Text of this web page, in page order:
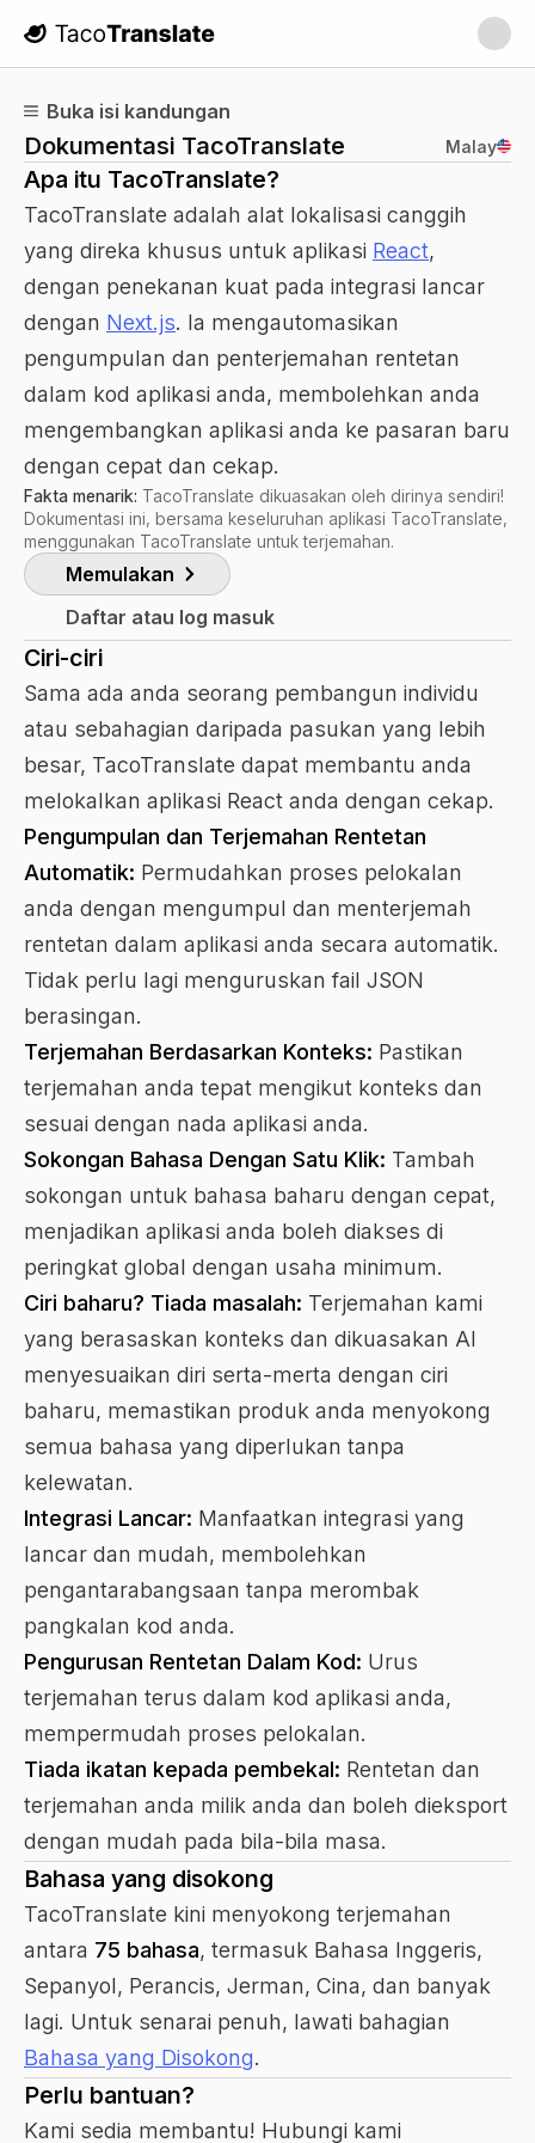
TacoTranslate
Buka isi kandungan
Dokumentasi TacoTranslate Malay
Apa itu TacoTranslate?
TacoTranslate adalah alat lokalisasi canggih
yang direka khusus untuk aplikasi React,
dengan penekanan kuat pada integrasi lancar
dengan Next.js. Ia mengautomasikan
pengumpulan dan penterjemahan rentetan
dalam kod aplikasi anda, membolehkan anda
mengembangkan aplikasi anda ke pasaran baru
dengan cepat dan cekap.
Fakta menarik: TacoTranslate dikuasakan oleh dirinya sendiri!
Dokumentasi ini, bersama keseluruhan aplikasi TacoTranslate,
menggunakan TacoTranslate untuk terjemahan.
Memulakan
Daftar atau log masuk
Ciri-ciri
Sama ada anda seorang pembangun individu
atau sebahagian daripada pasukan yang lebih
besar, TacoTranslate dapat membantu anda
melokalkan aplikasi React anda dengan cekap.
Pengumpulan dan Terjemahan Rentetan
Automatik: Permudahkan proses pelokalan
anda dengan mengumpul dan menterjemah
rentetan dalam aplikasi anda secara automatik.
Tidak perlu lagi menguruskan fail JSON
berasingan.
Terjemahan Berdasarkan Konteks: Pastikan
terjemahan anda tepat mengikut konteks dan
sesuai dengan nada aplikasi anda.
Sokongan Bahasa Dengan Satu Klik: Tambah
sokongan untuk bahasa baharu dengan cepat,
menjadikan aplikasi anda boleh diakses di
peringkat global dengan usaha minimum.
Ciri baharu? Tiada masalah: Terjemahan kami
yang berasaskan konteks dan dikuasakan AI
menyesuaikan diri serta-merta dengan ciri
baharu, memastikan produk anda menyokong
semua bahasa yang diperlukan tanpa
kelewatan.
Integrasi Lancar: Manfaatkan integrasi yang
lancar dan mudah, membolehkan
pengantarabangsaan tanpa merombak
pangkalan kod anda.
Pengurusan Rentetan Dalam Kod: Urus
terjemahan terus dalam kod aplikasi anda,
mempermudah proses pelokalan.
Tiada ikatan kepada pembekal: Rentetan dan
terjemahan anda milik anda dan boleh dieksport
dengan mudah pada bila-bila masa.
Bahasa yang disokong
TacoTranslate kini menyokong terjemahan
antara 75 bahasa, termasuk Bahasa Inggeris,
Sepanyol, Perancis, Jerman, Cina, dan banyak
lagi. Untuk senarai penuh, lawati bahagian
Bahasa yang Disokong.
Perlu bantuan?
Kami sedia membantu! Hubungi kami